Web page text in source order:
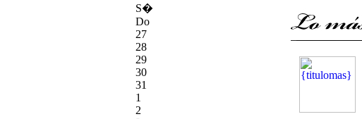
S�
Do
27
28
29
30
31
1
2